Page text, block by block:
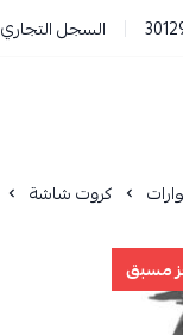
السجل التجاري 1132100017
كروت شاشة
مسبق